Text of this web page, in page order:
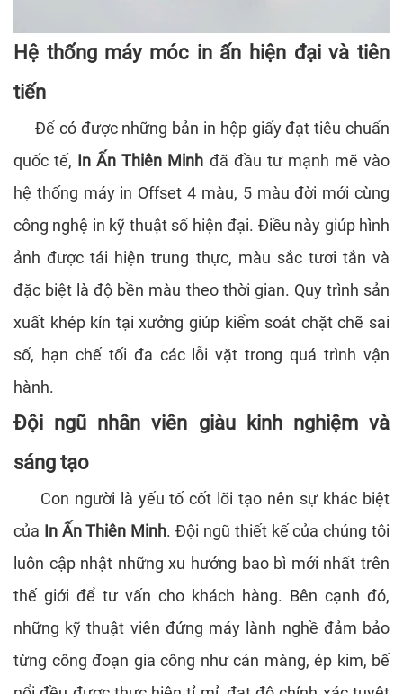
Hệ thống máy móc in ấn hiện đại và tiên
tiến
Để có được những bản in hộp giấy đạt tiêu chuẩn
quốc tế, In Ấn Thiên Minh đã đầu tư mạnh mẽ vào
hệ thống máy in Offset 4 màu, 5 màu đời mới cùng
công nghệ in kỹ thuật số hiện đại. Điều này giúp hình
ảnh được tái hiện trung thực, màu sắc tươi tắn và
đặc biệt là độ bền màu theo thời gian. Quy trình sản
xuất khép kín tại xưởng giúp kiểm soát chặt chẽ sai
số, hạn chế tối đa các lỗi vặt trong quá trình vận
hành.
Đội ngũ nhân viên giàu kinh nghiệm và
sáng tạo
Con người là yếu tố cốt lõi tạo nên sự khác biệt
của In Ấn Thiên Minh. Đội ngũ thiết kế của chúng tôi
luôn cập nhật những xu hướng bao bì mới nhất trên
thế giới để tư vấn cho khách hàng. Bên cạnh đó,
những kỹ thuật viên đứng máy lành nghề đảm bảo
từng công đoạn gia công như cán màng, ép kim, bế